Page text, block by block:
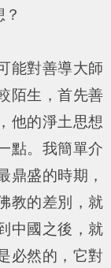
能對善導大師
陌生，首先善
他的淨土思想
點。我簡單介
鼎盛的時期，
教的差別，就
中國之後，就
必然的，它對